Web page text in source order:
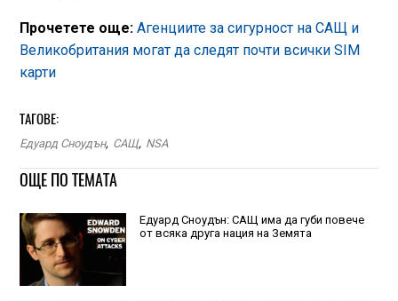
Прочетете още: Агенциите за сигурност на САЩ и
Великобритания могат да следят почти всички SIM
карти
ТАГОВЕ:
Едуард Сноудън, САЩ, NSA
ОЩЕ ПО ТЕМАТА
Едуард Сноудън: САЩ има да губи повече
от всяка друга нация на Земята